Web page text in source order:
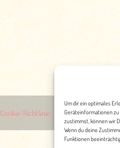
Um dir ein optimales
Geräteinformationen
zustimmst, können wir
Wenn du deine
Funktionen
Cookie-Richtlinie Datenschutz